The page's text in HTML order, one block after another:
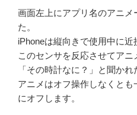
画面左上にアプリ名のアニメ
た。
iPhoneは縦向きで使用中に近
このセンサを反応させてアニ
「その時計なに？」と聞か
アニメはオフ操作しなくと
にオフします。